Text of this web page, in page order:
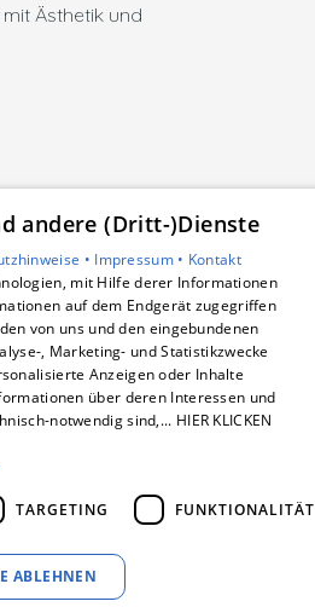
Ästhetik und
andere (Dritt-)Dienste
• Impressum • Kontakt
mit Hilfe derer Informationen
auf dem Endgerät zugegriffen
von uns und den eingebundenen
, Marketing- und Statistikzwecke
Anzeigen oder Inhalte
über deren Interessen und
notwendig sind,... HIER KLICKEN
TARGETING FUNKTIONALITÄT
ABLEHNEN